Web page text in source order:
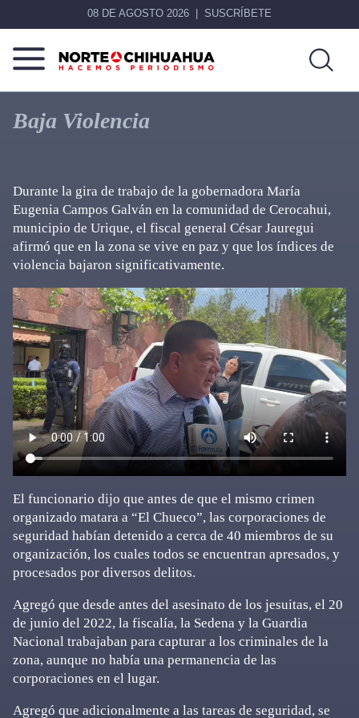
08 DE AGOSTO 2026 SUSCRÍBETE
Norte
De
Chihuahua
Más
que
noticias,
Baja Violencia
Durante la gira de trabajo de la gobernadora María
Eugenia Campos Galván en la comunidad de Cerocahui,
municipio de Urique, el fiscal general César Jauregui
afirmó que en la zona se vive en paz y que los índices de
violencia bajaron significativamente.
El funcionario dijo que antes de que el mismo crimen
organizado matara a “El Chueco”, las corporaciones de
seguridad habían detenido a cerca de 40 miembros de su
organización, los cuales todos se encuentran apresados, y
procesados por diversos delitos.
Agregó que desde antes del asesinato de los jesuitas, el 20
de junio del 2022, la fiscalía, la Sedena y la Guardia
Nacional trabajaban para capturar a los criminales de la
zona, aunque no había una permanencia de las
corporaciones en el lugar.
Agregó que adicionalmente a las tareas de seguridad, se